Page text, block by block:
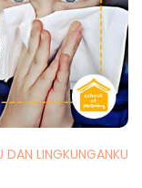
DAN LINGKUNGANKU